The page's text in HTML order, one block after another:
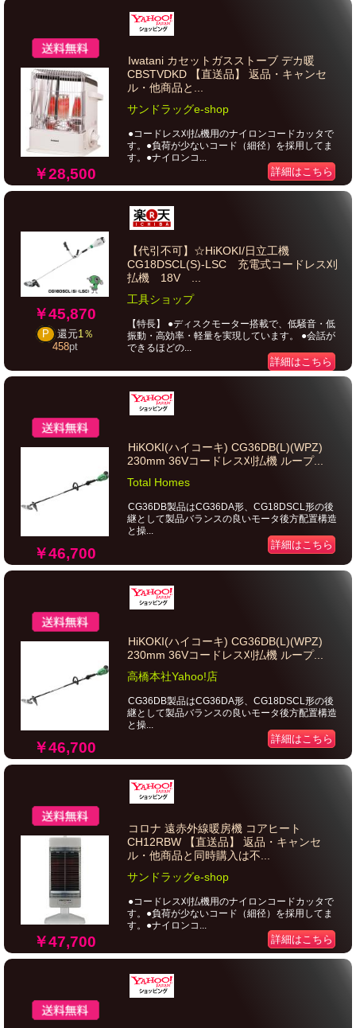
￥28,500
Iwatani カセットガスストーブ デカ暖
CBSTVDKD 【直送品】 返品・キャンセ
ル・他商品と...
サンドラッグe-shop
●コードレス刈払機用のナイロンコードカッタで
す。●負荷が少ないコード（細径）を採用してま
す。●ナイロンコ...
詳細はこちら
￥45,870
P 還元1％
458pt
【代引不可】☆HiKOKI/日立工機
CG18DSCL(S)-LSC 充電式コードレス刈
払機 18V ...
工具ショップ
【特長】 ●ディスクモーター搭載で、低騒音・低
振動・高効率・軽量を実現しています。 ●会話が
できるほどの...
詳細はこちら
￥46,700
HiKOKI(ハイコーキ) CG36DB(L)(WPZ)
230mm 36Vコードレス刈払機 ループ...
Total Homes
CG36DB製品はCG36DA形、CG18DSCL形の後
継として製品バランスの良いモータ後方配置構造
と操...
詳細はこちら
￥46,700
HiKOKI(ハイコーキ) CG36DB(L)(WPZ)
230mm 36Vコードレス刈払機 ループ...
高橋本社Yahoo!店
CG36DB製品はCG36DA形、CG18DSCL形の後
継として製品バランスの良いモータ後方配置構造
と操...
詳細はこちら
￥47,700
コロナ 遠赤外線暖房機 コアヒート
CH12RBW 【直送品】 返品・キャンセ
ル・他商品と同時購入は不...
サンドラッグe-shop
●コードレス刈払機用のナイロンコードカッタで
す。●負荷が少ないコード（細径）を採用してま
す。●ナイロンコ...
詳細はこちら